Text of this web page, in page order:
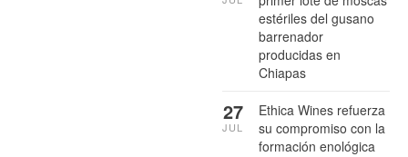
estériles del gusano
barrenador
producidas en
Chiapas
Ethica Wines refuerza
su compromiso con la
formación enológica
27
JUL